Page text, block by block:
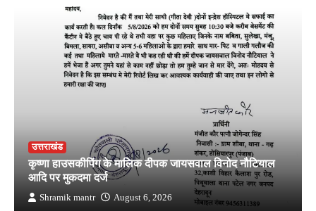
उत्तराखंड
कृष्णा हाउसकीपिंग के मालिक दीपक जायसवाल विनोद नौटियाल
आदि पर मुकदमा दर्ज
Shramik mantr August 6, 2026